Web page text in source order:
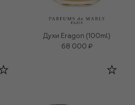
Духи Eragon (100ml)
68 000 ₽